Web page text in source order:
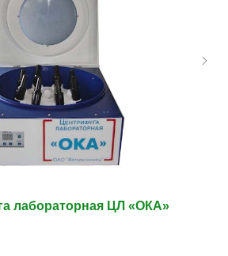
лабораторная ЦЛ «ОКА»